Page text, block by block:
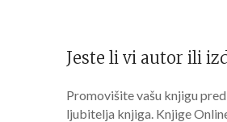
Jeste li vi autor ili
Promovišite vašu knjigu
ljubitelja knjiga. Knjige